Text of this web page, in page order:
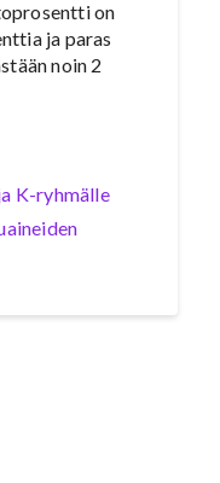
on
ja paras
noin 2
K-ryhmälle